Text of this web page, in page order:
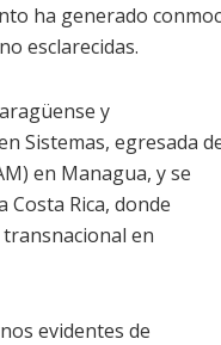
ha generado
esclarecidas.
y
Sistemas, egresada
en Managua, y se
Rica, donde
en
evidentes de